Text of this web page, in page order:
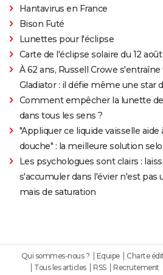
Hantavirus en France
Bison Futé
Lunettes pour l'éclipse
Carte de l'éclipse solaire du 12 août
À 62 ans, Russell Crowe
Gladiator : il défie même une star
Comment empêcher la lunette
dans tous les sens ?
"Appliquer ce liquide vaisselle aide
douche" : la meilleure solution
Les psychologues sont clairs :
s'accumuler dans l'évier n'est pas
mais de saturation
Qui sommes-nous ? Equipe Charte
Tous les articles
RSS Recrutement